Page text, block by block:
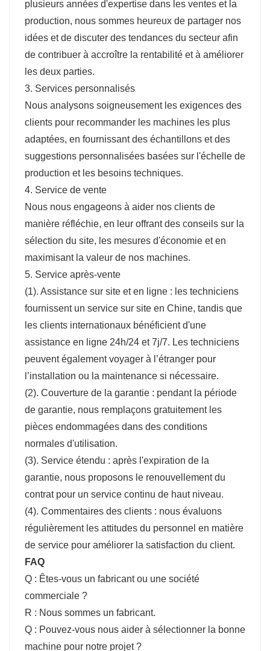
plusieurs années d'expertise dans les ventes et la
production, nous sommes heureux de partager nos
idées et de discuter des tendances du secteur afin
de contribuer à accroître la rentabilité et à améliorer
les deux parties.
3. Services personnalisés
Nous analysons soigneusement les exigences des
clients pour recommander les machines les plus
adaptées, en fournissant des échantillons et des
suggestions personnalisées basées sur l'échelle de
production et les besoins techniques.
4. Service de vente
Nous nous engageons à aider nos clients de
manière réfléchie, en leur offrant des conseils sur la
sélection du site, les mesures d'économie et en
maximisant la valeur de nos machines.
5. Service après-vente
(1). Assistance sur site et en ligne : les techniciens
fournissent un service sur site en Chine, tandis que
les clients internationaux bénéficient d'une
assistance en ligne 24h/24 et 7j/7. Les techniciens
peuvent également voyager à l’étranger pour
l’installation ou la maintenance si nécessaire.
(2). Couverture de la garantie : pendant la période
de garantie, nous remplaçons gratuitement les
pièces endommagées dans des conditions
normales d'utilisation.
(3). Service étendu : après l'expiration de la
garantie, nous proposons le renouvellement du
contrat pour un service continu de haut niveau.
(4). Commentaires des clients : nous évaluons
régulièrement les attitudes du personnel en matière
de service pour améliorer la satisfaction du client.
FAQ
Q : Êtes-vous un fabricant ou une société
commerciale ?
R : Nous sommes un fabricant.
Q : Pouvez-vous nous aider à sélectionner la bonne
machine pour notre projet ?